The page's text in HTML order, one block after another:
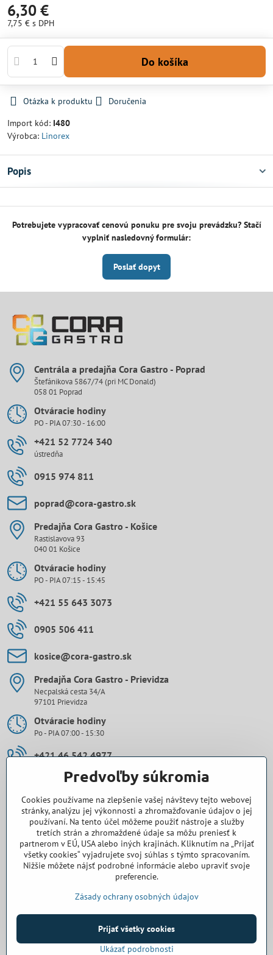
6,30 €
7,75 € s DPH
Do košíka
Otázka k produktu
Doručenia
Import kód: I480
Výrobca: Linorex
Popis
Potrebujete vypracovať cenovú ponuku pre svoju prevádzku? Stačí
vyplniť nasledovný formulár:
Poslať dopyt
Centrála a predajňa Cora Gastro - Poprad
Štefánikova 5867/74 (pri MC Donald)
058 01 Poprad
Otváracie hodiny
PO - PIA 07:30 - 16:00
+421 52 7724 340
ústredňa
0915 974 811
poprad​@cora-gastro​.sk
Predajňa Cora Gastro - Košice
Rastislavova 93
040 01 Košice
Otváracie hodiny
PO - PIA 07:15 - 15:45
+421 55 643 3073
0905 506 411
kosice​@cora-gastro​.sk
Predajňa Cora Gastro - Prievidza
Necpalská cesta 34/A
97101 Prievidza
Otváracie hodiny
Po - PIA 07:00 - 15:30
+421 46 542 4977
0907 971 896
prievidza​@cora-gastro​.sk
Obchodné zastúpenie Cora Gastro - Bratislava
0918 345 325
©2026Copyright
Predvoľby súkromiaZásady ochrany osobných údajov
Predvoľby súkromia
Cookies používame na zlepšenie vašej návštevy tejto webovej
stránky, analýzu jej výkonnosti a zhromažďovanie údajov o jej
používaní. Na tento účel môžeme použiť nástroje a služby
tretích strán a zhromaždené údaje sa môžu preniesť k
partnerom v EÚ, USA alebo iných krajinách. Kliknutím na „Prijať
všetky cookies“ vyjadrujete svoj súhlas s týmto spracovaním.
Nižšie môžete nájsť podrobné informácie alebo upraviť svoje
preferencie.
Zásady ochrany osobných údajov
Ukázať podrobnosti
Prijať všetky cookies